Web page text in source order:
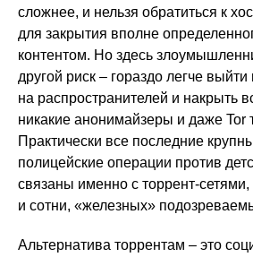
сложнее, и нельзя обратиться к
для закрытия вполне
контентом. Но здесь
другой риск – гораздо легче
на распространителей и накрыть
никакие анонимайзеры и даже Tor
Практически все последние
полицейские операции против
связаны именно с торрент-сетями,
и сотни, «железных»
Альтернатива торрентам – это